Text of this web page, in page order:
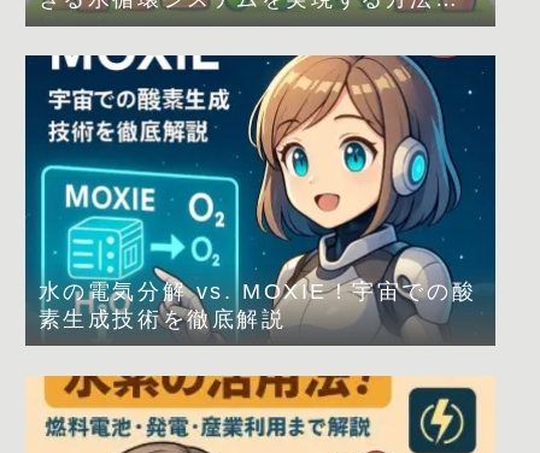
は？
水の電気分解 vs. MOXIE！宇宙での酸
素生成技術を徹底解説